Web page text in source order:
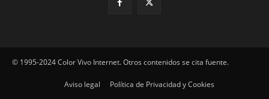
© 1995-2024 Color Vivo Internet. Otros contenidos se cita fuente.
Aviso legal Política de Privacidad y Cookies